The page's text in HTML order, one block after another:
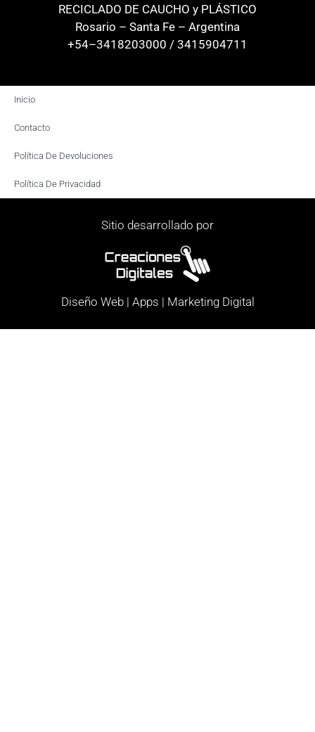
RECICLADO DE CAUCHO y PLÁSTICO
Rosario – Santa Fe – Argentina
+54–3418203000 / 3415904711
Inicio
Contacto
Política De Devoluciones
Política De Privacidad
Sitio desarrollado por
Diseño Web | Apps | Marketing Digital